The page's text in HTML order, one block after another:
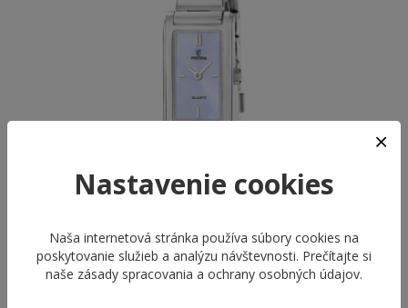
FESTINA 20767/3
MADEMOISELLE
Nastavenie cookies
Naša internetová stránka používa súbory cookies na
poskytovanie služieb a analýzu návštevnosti. Prečítajte si
naše zásady spracovania a ochrany osobných údajov.